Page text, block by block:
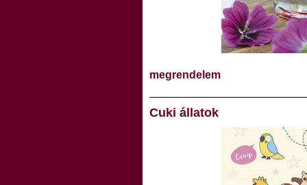
megrendelem
Cuki állatok